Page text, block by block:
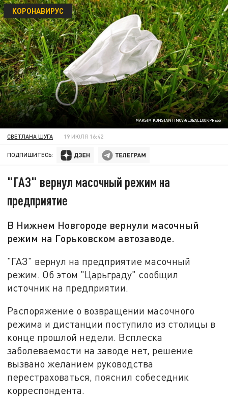
MAKSIM KONSTANTINOV/GLOBALLOOKPRESS
КОРОНАВИРУС
СВЕТЛАНА ШУГА 19 ИЮЛЯ 16:42
ПОДПИШИТЕСЬ:
"ГАЗ" вернул масочный режим на
предприятие
В Нижнем Новгороде вернули масочный
режим на Горьковском автозаводе.
"ГАЗ" вернул на предприятие масочный
режим. Об этом "Царьграду" сообщил
источник на предприятии.
Распоряжение о возвращении масочного
режима и дистанции поступило из столицы в
конце прошлой недели. Всплеска
заболеваемости на заводе нет, решение
вызвано желанием руководства
перестраховаться, пояснил собеседник
корреспондента.